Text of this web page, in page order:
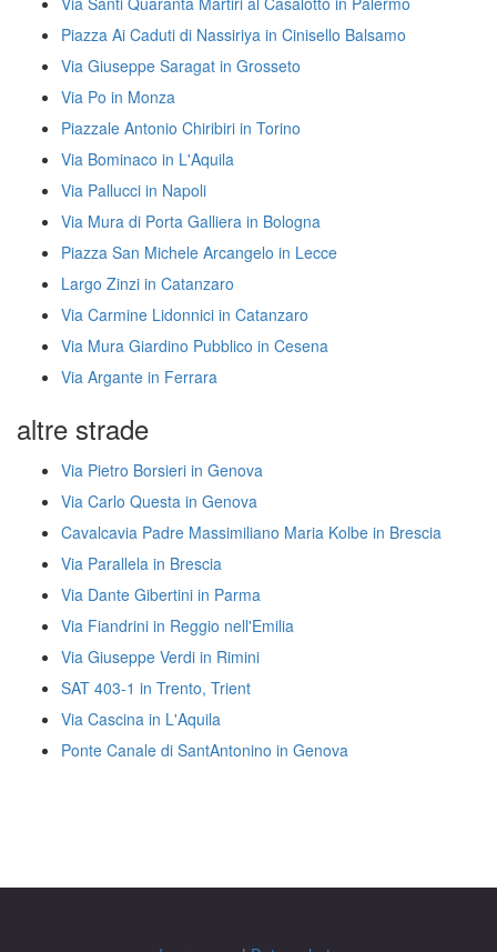
Piazza Ai Caduti di Nassiriya in Cinisello Balsamo
Via Giuseppe Saragat in Grosseto
Via Po in Monza
Piazzale Antonio Chiribiri in Torino
Via Bominaco in L'Aquila
Via Pallucci in Napoli
Via Mura di Porta Galliera in Bologna
Piazza San Michele Arcangelo in Lecce
Largo Zinzi in Catanzaro
Via Carmine Lidonnici in Catanzaro
Via Mura Giardino Pubblico in Cesena
Via Argante in Ferrara
altre strade
Via Pietro Borsieri in Genova
Via Carlo Questa in Genova
Cavalcavia Padre Massimiliano Maria Kolbe in Brescia
Via Parallela in Brescia
Via Dante Gibertini in Parma
Via Fiandrini in Reggio nell'Emilia
Via Giuseppe Verdi in Rimini
SAT 403-1 in Trento, Trient
Via Cascina in L'Aquila
Ponte Canale di SantAntonino in Genova